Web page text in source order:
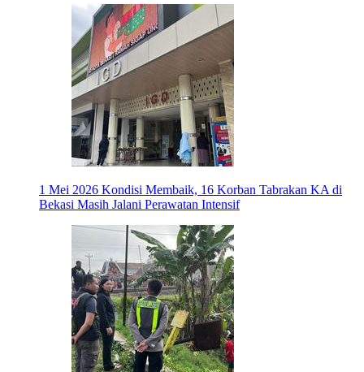
1 Mei 2026 Kondisi Membaik, 16 Korban Tabrakan KA di
Bekasi Masih Jalani Perawatan Intensif